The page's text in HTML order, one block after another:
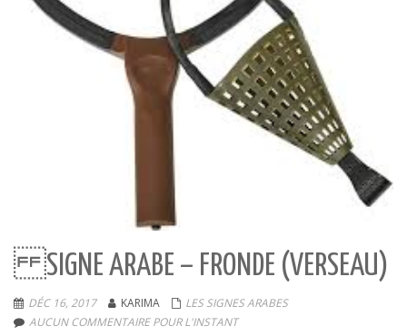
SIGNE ARABE – FRONDE (VERSEAU)
DÉC 16, 2017 KARIMA
LES SIGNES ARABES
AUCUN COMMENTAIRE POUR L'INSTANT